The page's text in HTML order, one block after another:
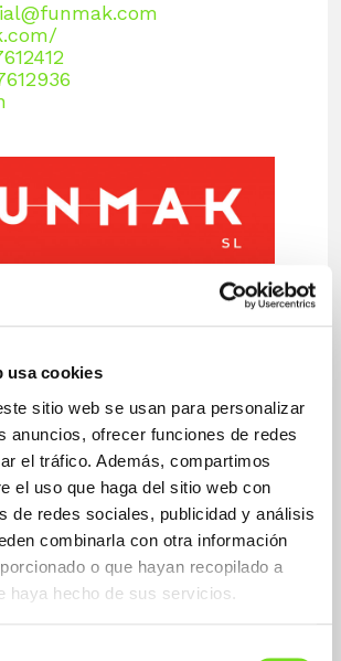
usa cookies
sitio web se usan para personalizar
anuncios, ofrecer funciones de redes
el tráfico. Además, compartimos
el uso que haga del sitio web con
de redes sociales, publicidad y análisis
combinarla con otra información
o que hayan recopilado a
haya hecho de sus servicios.
Fundición No Férrea
No Férrea
- vehículo industrial
y Htas.
herramienta
agrícola
eléctrica
- accesorios de tubería